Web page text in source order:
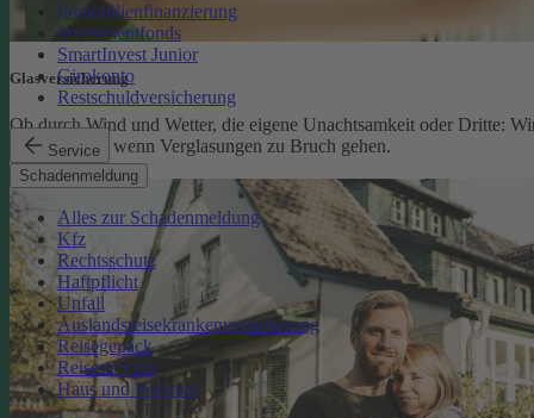
Immobilienfinanzierung
Investmentfonds
SmartInvest Junior
Girokonto
Restschuldversicherung
Service
Schadenmeldung
Alles zur Schadenmeldung
Kfz
Rechtsschutz
Haftpflicht
Unfall
Auslandsreisekrankenversicherung
Reisegepäck
Reiserücktritt
Haus und Wohnen
Glasversicherung
Ob durch Wind und Wetter, die eigene Unachtsamkeit oder Dritte:
schützen Sie, wenn Verglasungen zu Bruch gehen.
Glasversicherung